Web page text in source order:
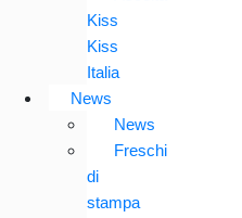
Kiss
Kiss
Italia
News
News
Freschi
di
stampa